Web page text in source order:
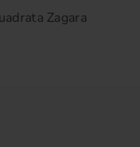
Zagara